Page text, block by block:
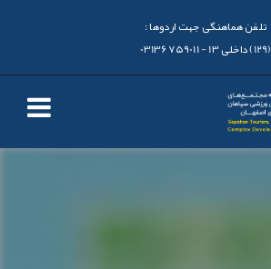
تلفن هماهنگی جهت اردوها :